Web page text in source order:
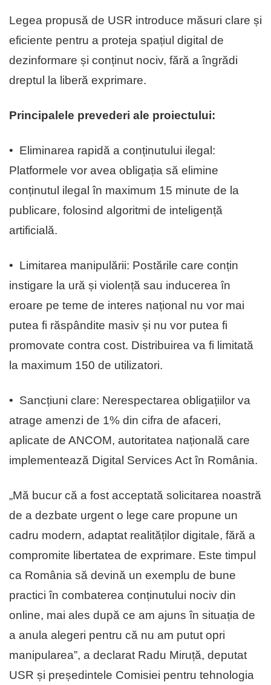
Legea propusă de USR introduce măsuri clare și
eficiente pentru a proteja spațiul digital de
dezinformare și conținut nociv, fără a îngrădi
dreptul la liberă exprimare.
Principalele prevederi ale proiectului:
•⁠ ⁠Eliminarea rapidă a conținutului ilegal:
Platformele vor avea obligația să elimine
conținutul ilegal în maximum 15 minute de la
publicare, folosind algoritmi de inteligență
artificială.
•⁠ ⁠Limitarea manipulării: Postările care conțin
instigare la ură și violență sau inducerea în
eroare pe teme de interes național nu vor mai
putea fi răspândite masiv și nu vor putea fi
promovate contra cost. Distribuirea va fi limitată
la maximum 150 de utilizatori.
•⁠ ⁠Sancțiuni clare: Nerespectarea obligațiilor va
atrage amenzi de 1% din cifra de afaceri,
aplicate de ANCOM, autoritatea națională care
implementează Digital Services Act în România.
„Mă bucur că a fost acceptată solicitarea noastră
de a dezbate urgent o lege care propune un
cadru modern, adaptat realităților digitale, fără a
compromite libertatea de exprimare. Este timpul
ca România să devină un exemplu de bune
practici în combaterea conținutului nociv din
online, mai ales după ce am ajuns în situația de
a anula alegeri pentru că nu am putut opri
manipularea”, a declarat Radu Miruță, deputat
USR și președintele Comisiei pentru tehnologia